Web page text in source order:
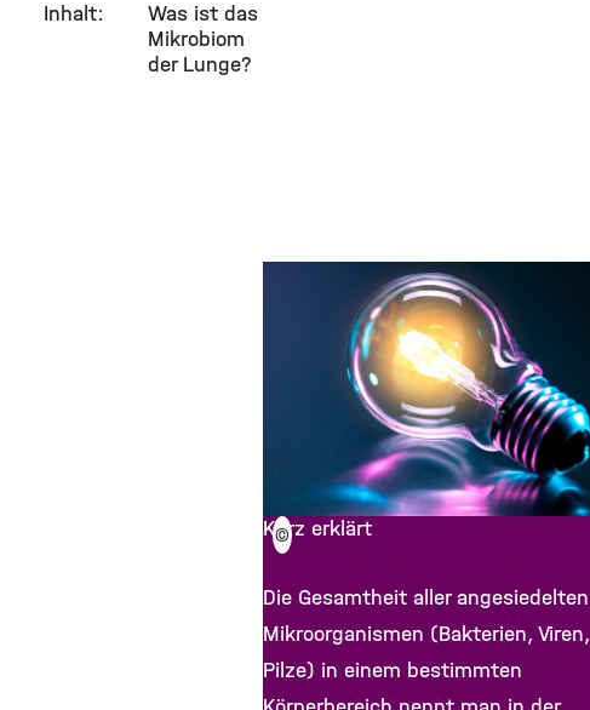
Inhalt:
Was ist das
Mikrobiom
der Lunge?
Kurz erklärt
Die Gesamtheit aller angesiedelten
Mikroorganismen (Bakterien, Viren,
Pilze) in einem bestimmten
©